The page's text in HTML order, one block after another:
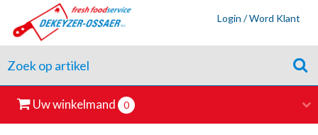
Login / Word Klant
Uw winkelmand 0